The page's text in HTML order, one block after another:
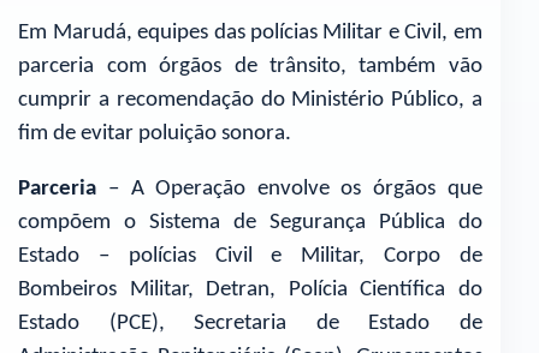
Em Marudá, equipes das polícias Militar e Civil, em
parceria com órgãos de trânsito, também vão
cumprir a recomendação do Ministério Público, a
fim de evitar poluição sonora.
Parceria – A Operação envolve os órgãos que
compõem o Sistema de Segurança Pública do
Estado – polícias Civil e Militar, Corpo de
Bombeiros Militar, Detran, Polícia Científica do
Estado (PCE), Secretaria de Estado de